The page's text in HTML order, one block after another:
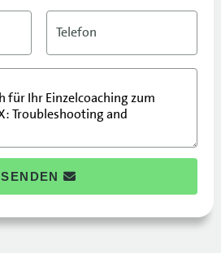
Telefon
SENDEN